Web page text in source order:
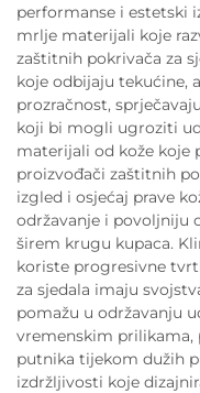
performanse i estetski
mrlje materijali koje
zaštitnih pokrivača za
koje odbijaju tekućine,
prozračnost,
koji bi mogli ugroziti
materijali od kože koje
proizvođači zaštitnih
izgled i osjećaj prave
održavanje i povoljniju
širem krugu kupaca.
koriste progresivne
za sjedala imaju
pomažu u održavanju
vremenskim prilikama,
putnika tijekom dužih
izdržljivosti koje